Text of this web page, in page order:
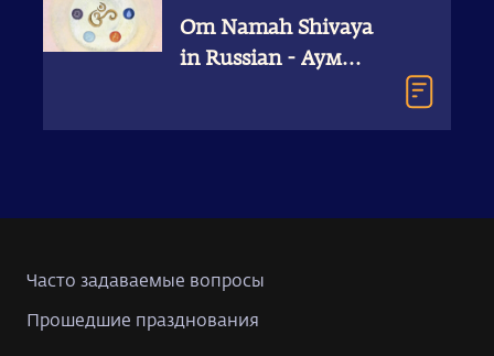
Om Namah Shivaya
in Russian - Аум
Махамантру?
Часто задаваемые вопросы
Прошедшие празднования